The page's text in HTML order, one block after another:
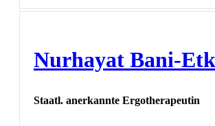
Nurhayat Bani-
Staatl. anerkannte Ergotherapeutin